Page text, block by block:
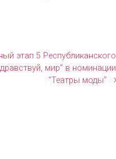
этап 5 Республиканского
мир” в номинации
“Театры моды”